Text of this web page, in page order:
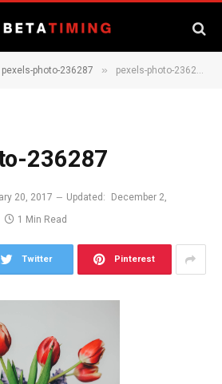
pexels-photo-236287 » pexels-photo-236287
236287
20, 2017 Updated:
December 2,
1 Min Read
Twitter Pinterest